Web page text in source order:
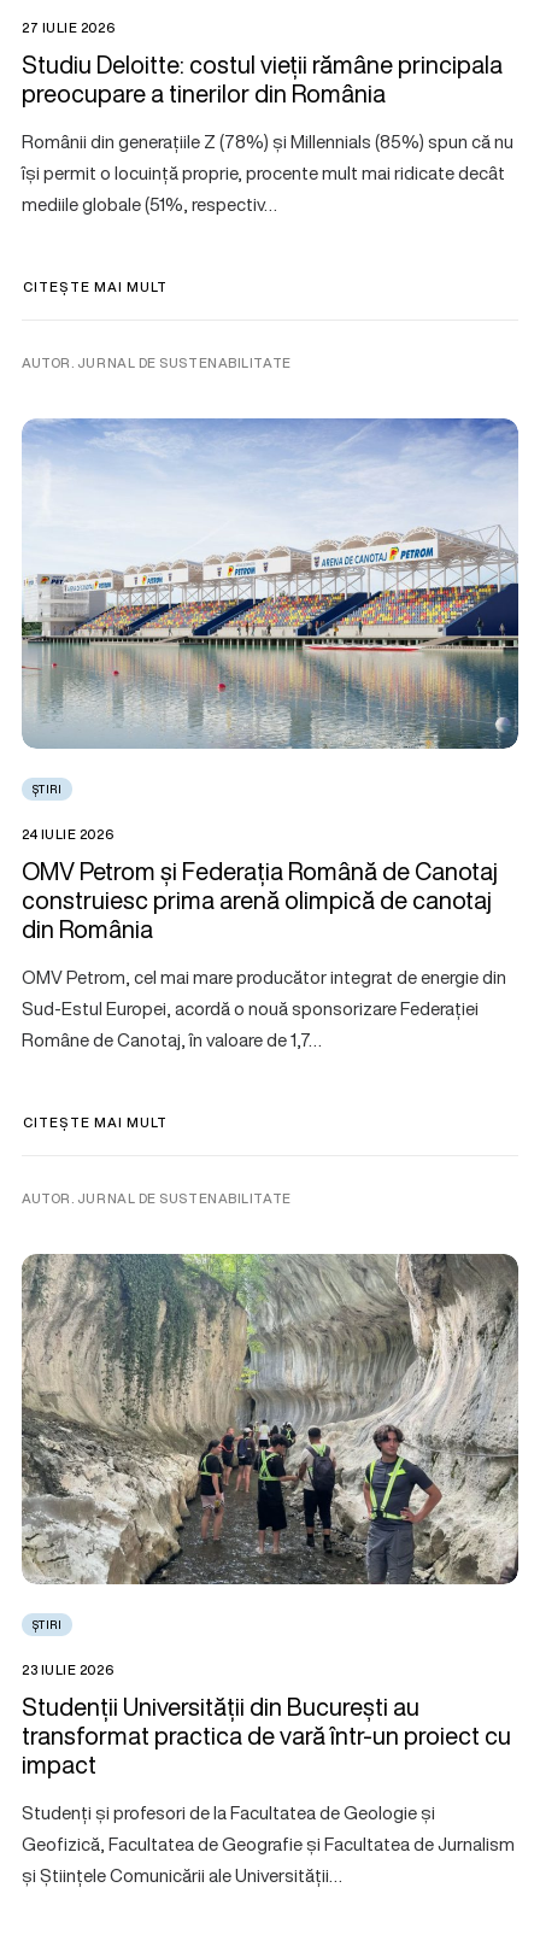
27 IULIE 2026
Studiu Deloitte: costul vieții rămâne principala
preocupare a tinerilor din România
Românii din generațiile Z (78%) și Millennials (85%) spun că nu
își permit o locuință proprie, procente mult mai ridicate decât
mediile globale (51%, respectiv…
CITEȘTE MAI MULT
AUTOR. JURNAL DE SUSTENABILITATE
ȘTIRI
24 IULIE 2026
OMV Petrom și Federația Română de Canotaj
construiesc prima arenă olimpică de canotaj
din România
OMV Petrom, cel mai mare producător integrat de energie din
Sud-Estul Europei, acordă o nouă sponsorizare Federației
Române de Canotaj, în valoare de 1,7…
CITEȘTE MAI MULT
AUTOR. JURNAL DE SUSTENABILITATE
ȘTIRI
23 IULIE 2026
Studenții Universității din București au
transformat practica de vară într-un proiect cu
impact
Studenți și profesori de la Facultatea de Geologie și
Geofizică, Facultatea de Geografie și Facultatea de Jurnalism
și Științele Comunicării ale Universității…